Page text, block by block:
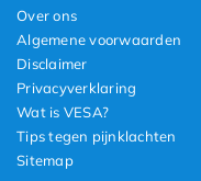
Over ons
Algemene voorwaarden
Disclaimer
Privacyverklaring
Wat is VESA?
Tips tegen pijnklachten
Sitemap